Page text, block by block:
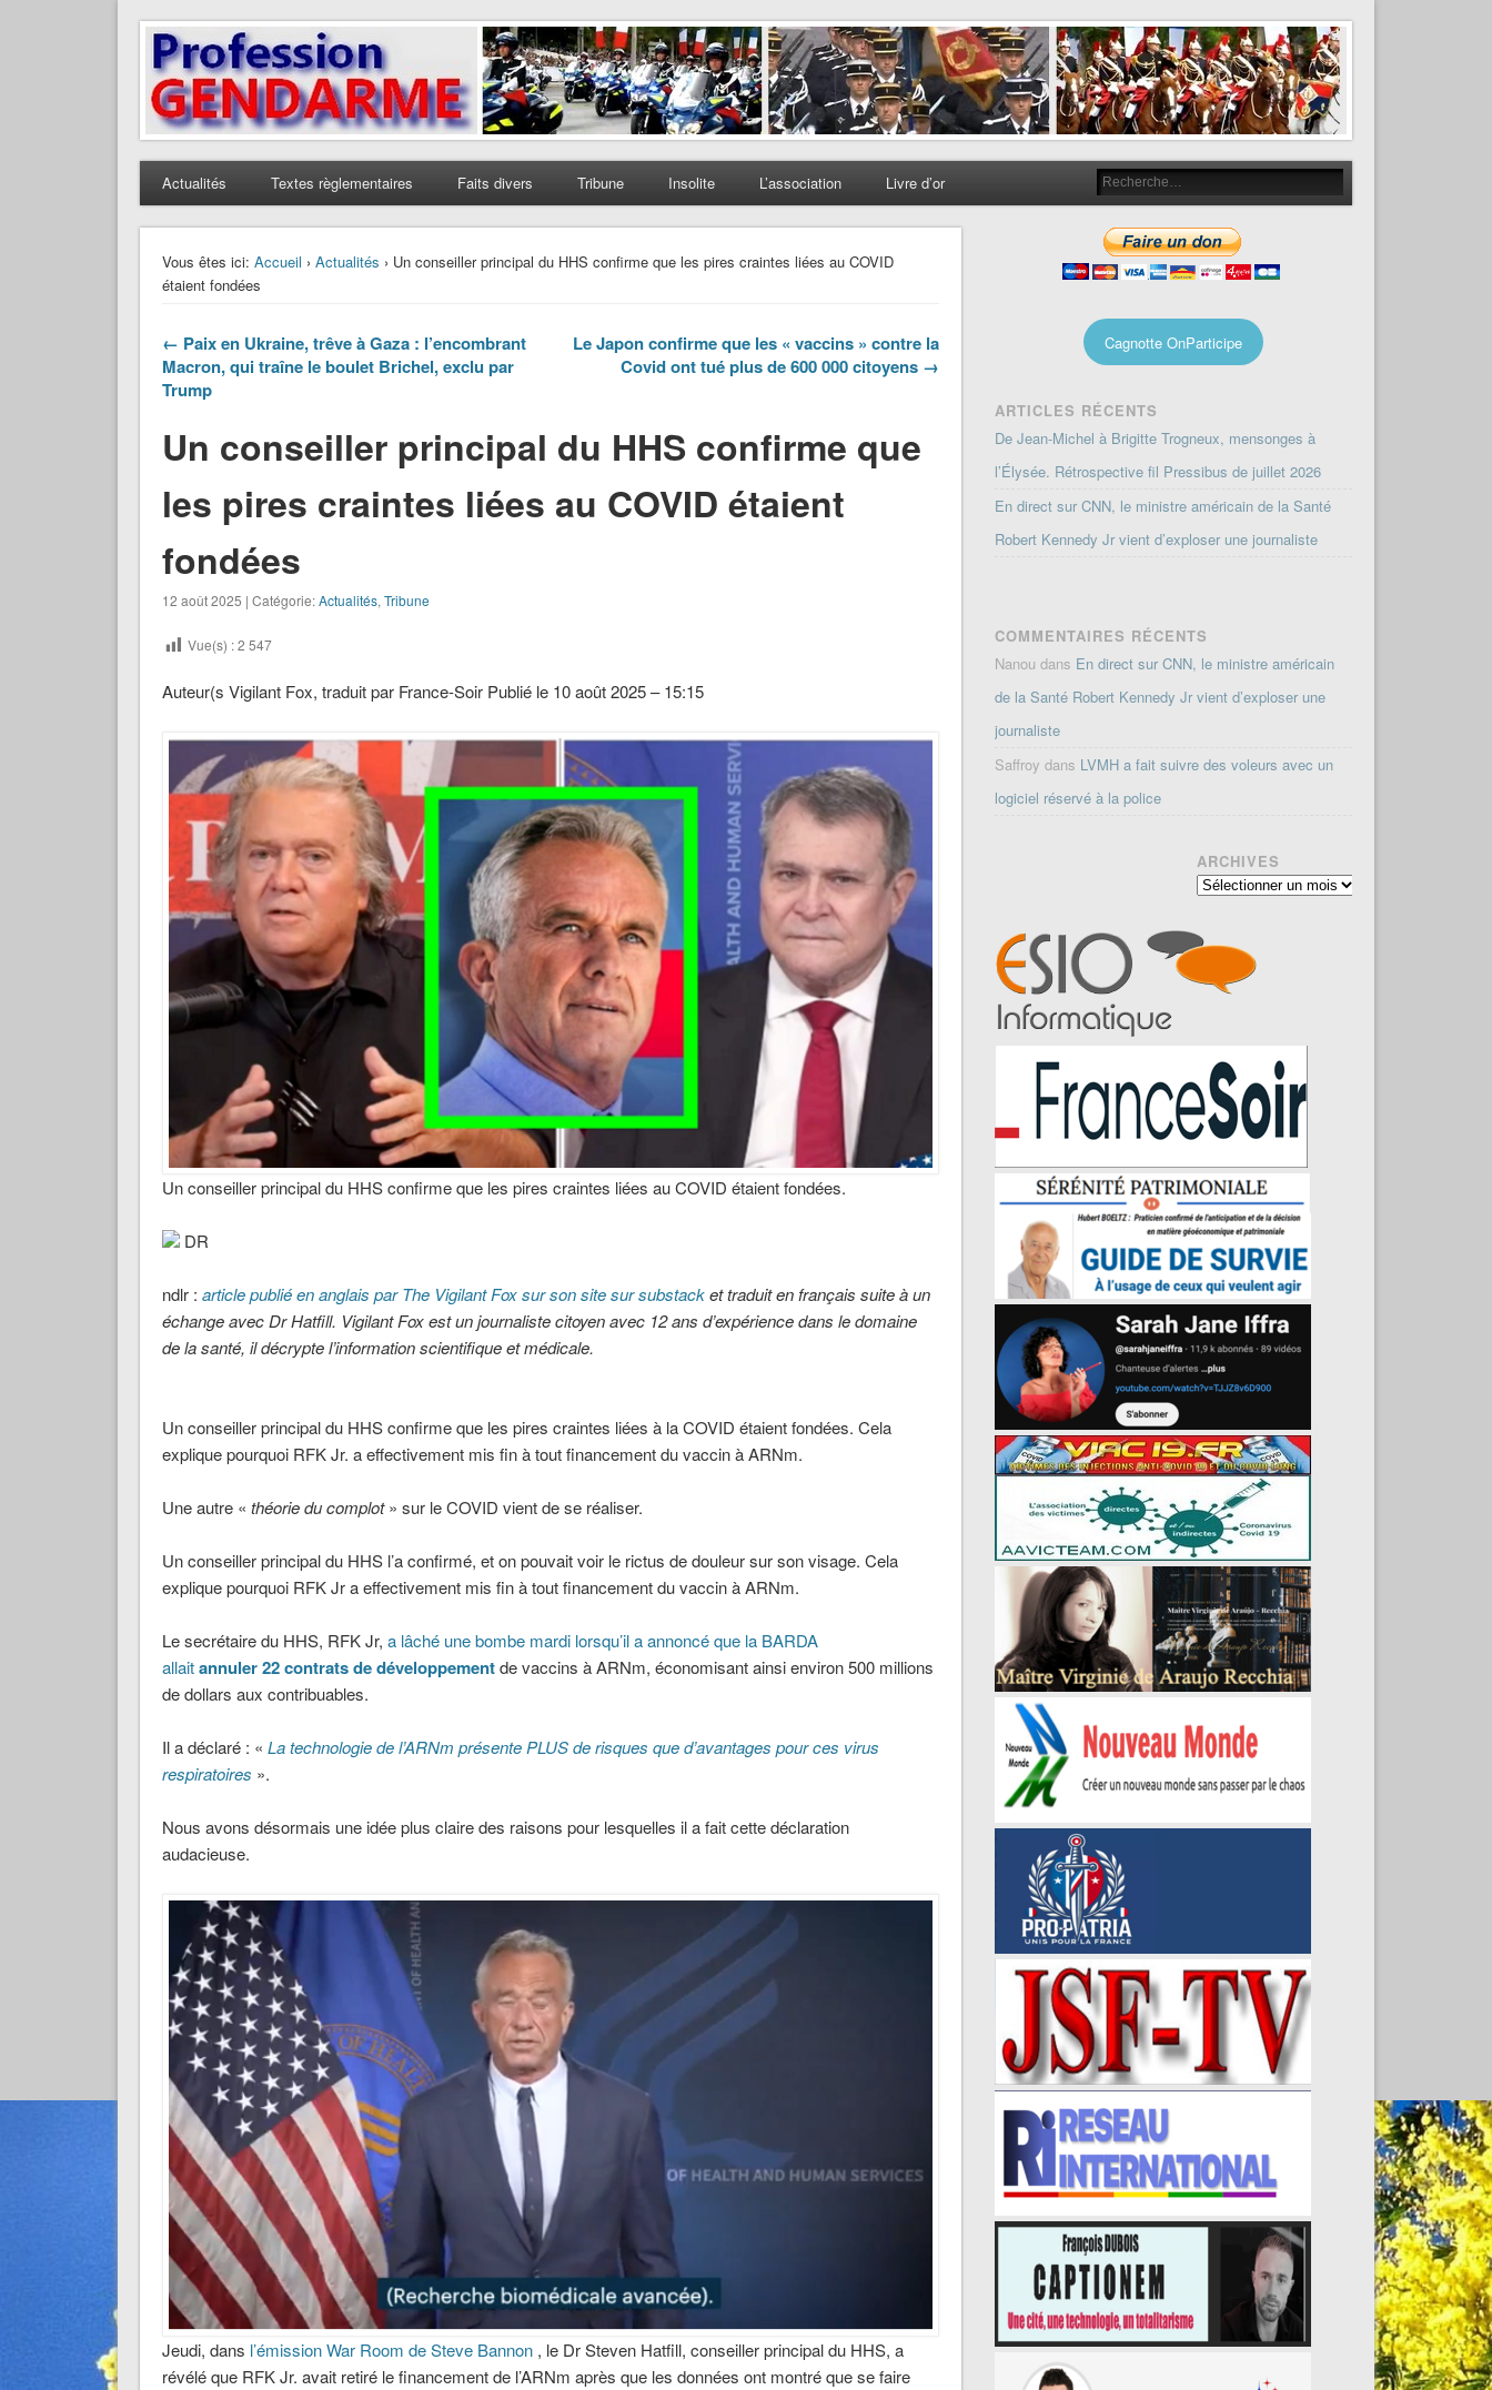
Profession Gendarme
Le journal des gendarmes
Actualités Textes règlementaires Faits divers Tribune Insolite L’association Livre d’or
Vous êtes ici: Accueil › Actualités › Un conseiller principal du HHS confirme que les pires craintes liées au COVID
étaient fondées
← Paix en Ukraine, trêve à Gaza : l’encombrant
Macron, qui traîne le boulet Brichel, exclu par
Trump
Le Japon confirme que les « vaccins » contre la
Covid ont tué plus de 600 000 citoyens →
Un conseiller principal du HHS confirme que
les pires craintes liées au COVID étaient
fondées
12 août 2025 | Catégorie:Actualités, Tribune
Vue(s) :2 547
Auteur(s Vigilant Fox, traduit par France-Soir Publié le 10 août 2025 – 15:15
Un conseiller principal du HHS confirme que les pires craintes liées au COVID étaient fondées.
DR
ndlr : article publié en anglais par The Vigilant Fox sur son site sur substacket traduit en français suite à un
échange avec Dr Hatfill. Vigilant Fox est un journaliste citoyen avec 12 ans d’expérience dans le domaine
de la santé, il décrypte l’information scientifique et médicale.
Un conseiller principal du HHS confirme que les pires craintes liées à la COVID étaient fondées. Cela
explique pourquoi RFK Jr. a effectivement mis fin à tout financement du vaccin à ARNm.
Une autre « théorie du complot» sur le COVID vient de se réaliser.
Un conseiller principal du HHS l’a confirmé, et on pouvait voir le rictus de douleur sur son visage. Cela
explique pourquoi RFK Jr a effectivement mis fin à tout financement du vaccin à ARNm.
Le secrétaire du HHS, RFK Jr, a lâché une bombe mardi lorsqu’il a annoncé que la BARDA
allaitannuler 22 contrats de développementde vaccins à ARNm, économisant ainsi environ 500 millions
de dollars aux contribuables.
Il a déclaré : « La technologie de l’ARNm présente PLUS de risques que d’avantages pour ces virus
respiratoires ».
Nous avons désormais une idée plus claire des raisons pour lesquelles il a fait cette déclaration
audacieuse.
Jeudi, dans l’émission War Room de Steve Bannon , le Dr Steven Hatfill, conseiller principal du HHS, a
révélé que RFK Jr. avait retiré le financement de l’ARNm après que les données ont montré que se faire
Cagnotte OnParticipe
ARTICLES RÉCENTS
De Jean-Michel à Brigitte Trogneux, mensonges à
l’Élysée. Rétrospective fil Pressibus de juillet 2026
En direct sur CNN, le ministre américain de la Santé
Robert Kennedy Jr vient d’exploser une journaliste
COMMENTAIRES RÉCENTS
Nanou dans En direct sur CNN, le ministre américain
de la Santé Robert Kennedy Jr vient d’exploser une
journaliste
Saffroy dans LVMH a fait suivre des voleurs avec un
logiciel réservé à la police
ARCHIVES
Archives